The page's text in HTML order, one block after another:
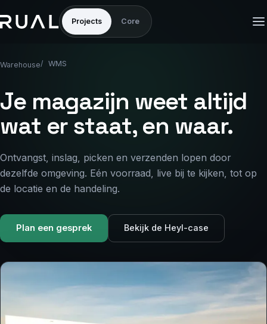
Projects Core
Warehouse WMS
Je magazijn weet altijd
wat er staat, en waar.
Ontvangst, inslag, picken en verzenden lopen door
dezelfde omgeving. Eén voorraad, live bij te kijken, tot op
de locatie en de handeling.
Plan een gesprek Bekijk de Heyl-case